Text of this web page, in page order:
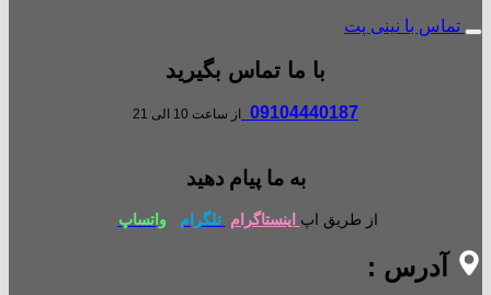
تماس با نینی پت
با ما تماس بگیرید
09104440187 از ساعت 10 الی 21
به ما پیام دهید
از طریق اپ اینستاگرام تلگرام واتساپ
آدرس :